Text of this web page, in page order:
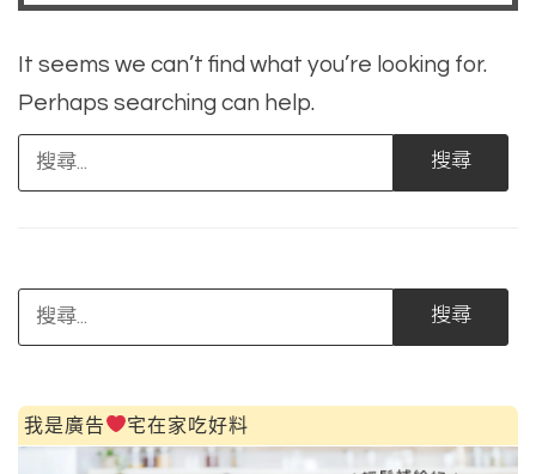
It seems we can’t find what you’re looking for.
Perhaps searching can help.
搜
尋
搜
尋
字:
我是廣告 宅在家吃好料